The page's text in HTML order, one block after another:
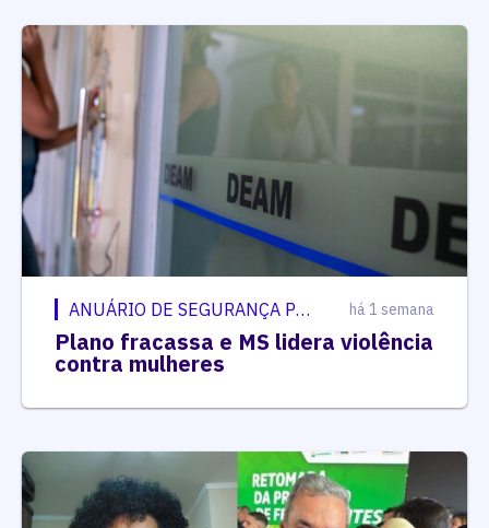
ANUÁRIO DE SEGURANÇA PÚBLICA há 1 semana
Plano fracassa e MS lidera violência
contra mulheres